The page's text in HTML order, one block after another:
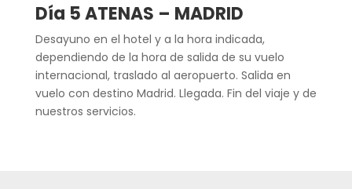
Día 5ATENAS – MADRID
Desayuno en el hotel y a la hora indicada,
dependiendo de la hora de salida de su vuelo
internacional, traslado al aeropuerto. Salida en
vuelo con destino Madrid. Llegada. Fin del viaje y de
nuestros servicios.